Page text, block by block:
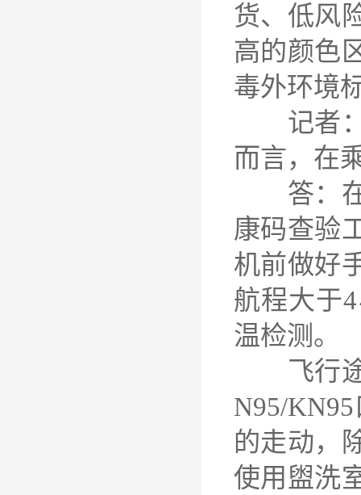
货、低风
高的颜色
毒外环境
记者：
而言，在
答：在
康码查验
机前做好
航程大于
温检测。
飞行途
N95/
的走动，
使用盥洗